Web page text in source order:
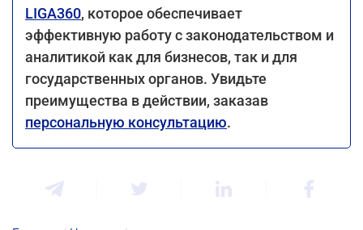
LIGA360, которое обеспечивает
эффективную работу с законодательством и
аналитикой как для бизнесов, так и для
государственных органов. Увидьте
преимущества в действии, заказав
персональную консультацию.